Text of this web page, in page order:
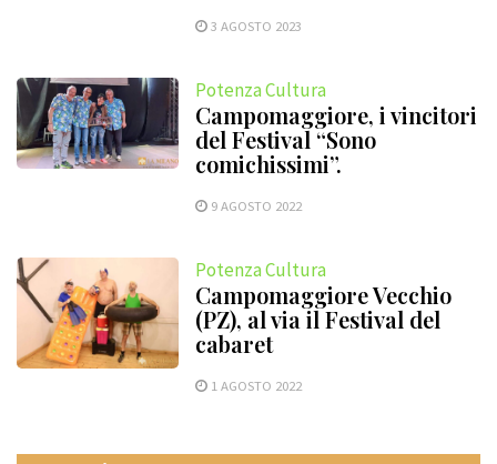
3 AGOSTO 2023
Potenza Cultura
Campomaggiore, i vincitori
del Festival “Sono
comichissimi”.
9 AGOSTO 2022
Potenza Cultura
Campomaggiore Vecchio
(PZ), al via il Festival del
cabaret
1 AGOSTO 2022